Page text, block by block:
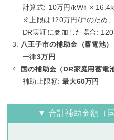
計算式: 10万円/kWh ×
※上限は120万円/戸のため
DR実証に参加した場合:
八王子市の補助金（蓄電池）
一律3万円
国の補助金（DR家庭用蓄電
補助上限額: 最大60万円
▼ 合計補助金額（